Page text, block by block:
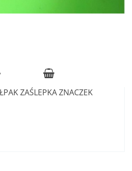
ZAŚLEPKA ZNACZEK